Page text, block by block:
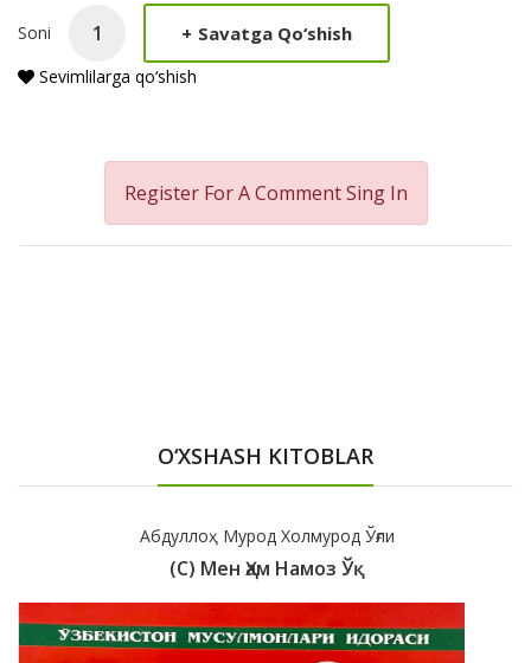
Product
Summery
Soni + Savatga Qo‘shish
Sevimlilarga qo‘shish
Register For A CommentSing In
O‘XSHASH KITOBLAR
Абдуллоҳ Мурод Холмурод Ўғли
(с) Мен Ҳам Намоз Ўқ